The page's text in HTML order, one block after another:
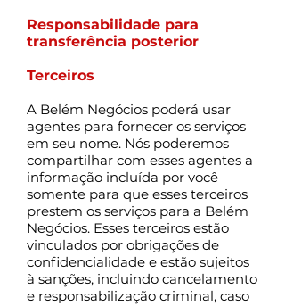
Responsabilidade para
transferência posterior
Terceiros
A Belém Negócios poderá usar
agentes para fornecer os serviços
em seu nome. Nós poderemos
compartilhar com esses agentes a
informação incluída por você
somente para que esses terceiros
prestem os serviços para a Belém
Negócios. Esses terceiros estão
vinculados por obrigações de
confidencialidade e estão sujeitos
à sanções, incluindo cancelamento
e responsabilização criminal, caso